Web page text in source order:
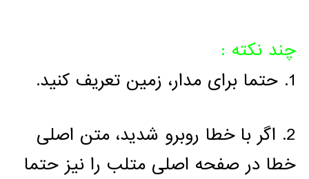
چند نکته :
1. حتما برای مدار، زمین تعریف کنید.
2. اگر با خطا روبرو شدید، متن اصلی
خطا در صفحه اصلی متلب را نیز حتما